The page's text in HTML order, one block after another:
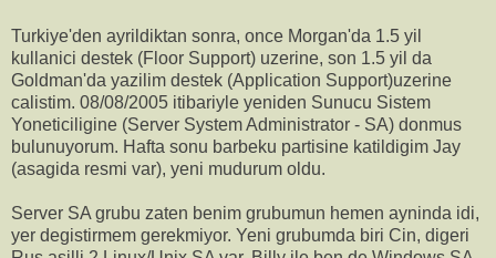
Turkiye'den ayrildiktan sonra, once Morgan'da 1.5 yil
kullanici destek (Floor Support) uzerine, son 1.5 yil da
Goldman'da yazilim destek (Application Support)uzerine
calistim. 08/08/2005 itibariyle yeniden Sunucu Sistem
Yoneticiligine (Server System Administrator - SA) donmus
bulunuyorum. Hafta sonu barbeku partisine katildigim Jay
(asagida resmi var), yeni mudurum oldu.
Server SA grubu zaten benim grubumun hemen ayninda idi,
yer degistirmem gerekmiyor. Yeni grubumda biri Cin, digeri